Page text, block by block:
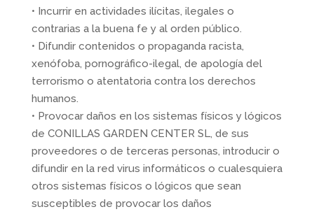
• Incurrir en actividades ilícitas, ilegales o
contrarias a la buena fe y al orden público.
• Difundir contenidos o propaganda racista,
xenófoba, pornográfico-ilegal, de apología del
terrorismo o atentatoria contra los derechos
humanos.
• Provocar daños en los sistemas físicos y lógicos
de CONILLAS GARDEN CENTER SL, de sus
proveedores o de terceras personas, introducir o
difundir en la red virus informáticos o cualesquiera
otros sistemas físicos o lógicos que sean
susceptibles de provocar los daños